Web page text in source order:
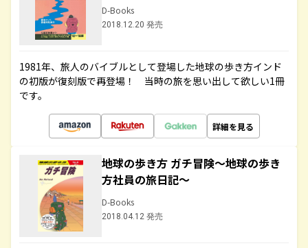
D-Books
2018.12.20 発売
1981年、旅人のバイブルとして登場した地球の歩き方インド
の初版が復刻版で再登場！ 当時の旅を思い出して欲しい1冊
です。
詳細を見る
地球の歩き方 ガチ冒険～地球の歩き
方社員の旅日記～
D-Books
2018.04.12 発売